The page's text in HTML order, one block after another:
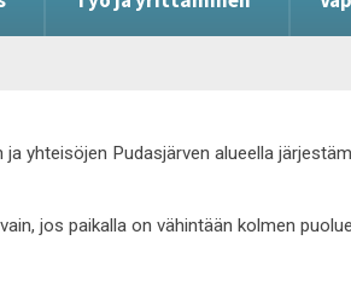
yhteisöjen Pudasjärven alueella
jos paikalla on vähintään kolmen